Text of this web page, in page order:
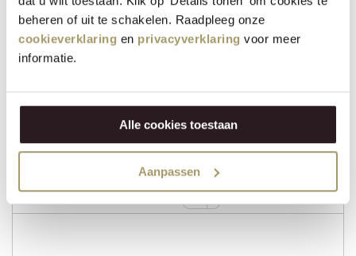
beheren of uit te schakelen. Raadpleeg onze
cookieverklaring en privacyverklaring voor meer
informatie.
Alle cookies toestaan
Aanpassen
WEB232
Gereifter Ziegenkäse
+
−
KAUFEN